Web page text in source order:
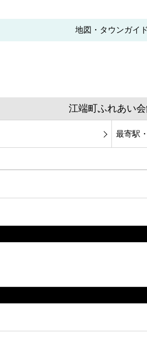
地図・タウンガイド
江端町ふれあい
最寄駅